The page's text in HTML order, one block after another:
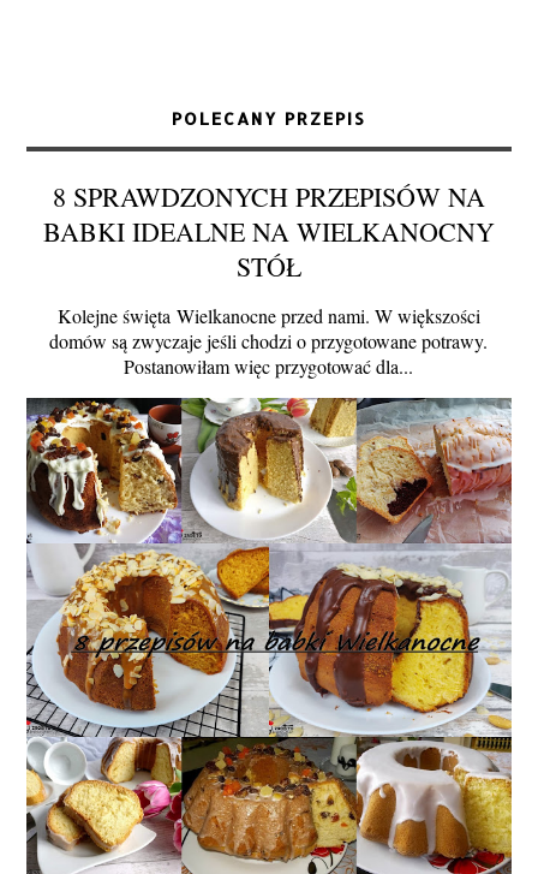
POLECANY PRZEPIS
8 SPRAWDZONYCH PRZEPISÓW NA
BABKI IDEALNE NA WIELKANOCNY
STÓŁ
Kolejne święta Wielkanocne przed nami. W większości
domów są zwyczaje jeśli chodzi o przygotowane potrawy.
Postanowiłam więc przygotować dla...